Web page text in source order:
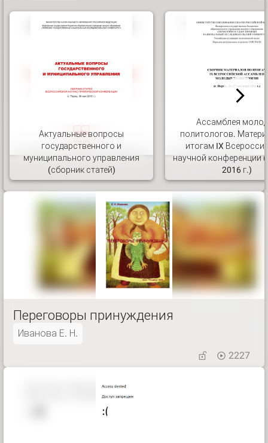
Актуальные вопросы
государственного и
муниципального управления
(сборник статей)
Ассамблея
политологов.
итогам IX
научной конференции
2016 г.)
Переговоры принуждения
Иванова Е. Н.
2227